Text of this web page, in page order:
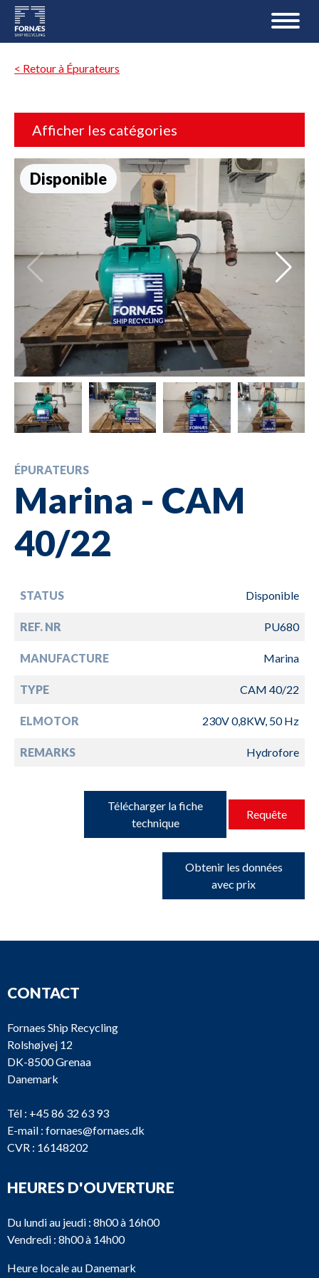
< Retour à Épurateurs
Afficher les catégories
Disponible
ÉPURATEURS
Marina - CAM
40/22
STATUS Disponible
REF. NR PU680
MANUFACTURE Marina
TYPE CAM 40/22
ELMOTOR 230V 0,8KW, 50 Hz
REMARKS Hydrofore
Télécharger la fiche
technique
Requête
Obtenir les données
avec prix
CONTACT
Fornaes Ship Recycling
Rolshøjvej 12
DK-8500 Grenaa
Danemark
Tél : +45 86 32 63 93
E-mail : fornaes@fornaes.dk
CVR : 16148202
HEURES D'OUVERTURE
Du lundi au jeudi : 8h00 à 16h00
Vendredi : 8h00 à 14h00
Heure locale au Danemark